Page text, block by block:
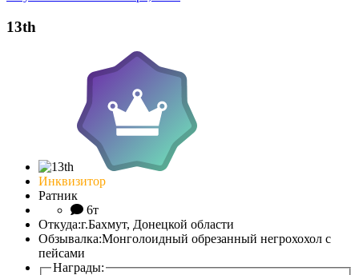
13th
Инквизитор
Ратник
6т
Откуда:г.Бахмут, Донецкой области
Обзывалка:Монголоидный обрезанный негрохохол с
пейсами
Награды: